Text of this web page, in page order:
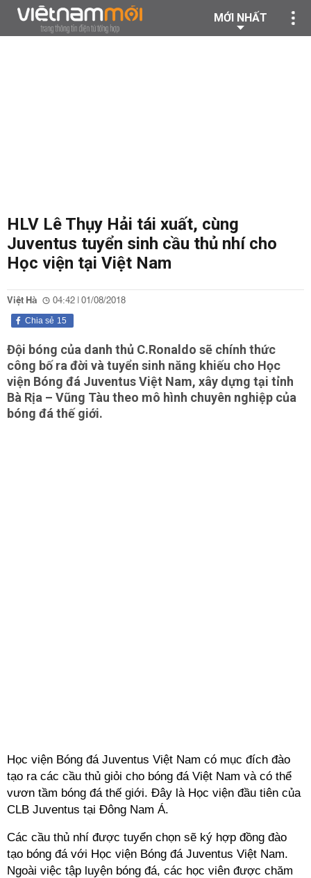
MỚI NHẤT
HLV Lê Thụy Hải tái xuất, cùng
Juventus tuyển sinh cầu thủ nhí cho
Học viện tại Việt Nam
Việt Hà 04:42 | 01/08/2018
15
Chia sẻ
Đội bóng của danh thủ C.Ronaldo sẽ chính thức
công bố ra đời và tuyển sinh năng khiếu cho Học
viện Bóng đá Juventus Việt Nam, xây dựng tại tỉnh
Bà Rịa – Vũng Tàu theo mô hình chuyên nghiệp của
bóng đá thế giới.
Học viện Bóng đá Juventus Việt Nam có mục đích đào
tạo ra các cầu thủ giỏi cho bóng đá Việt Nam và có thể
vươn tầm bóng đá thế giới. Đây là Học viện đầu tiên của
CLB Juventus tại Đông Nam Á.
Các cầu thủ nhí được tuyển chọn sẽ ký hợp đồng đào
tạo bóng đá với Học viện Bóng đá Juventus Việt Nam.
Ngoài việc tập luyện bóng đá, các học viên được chăm